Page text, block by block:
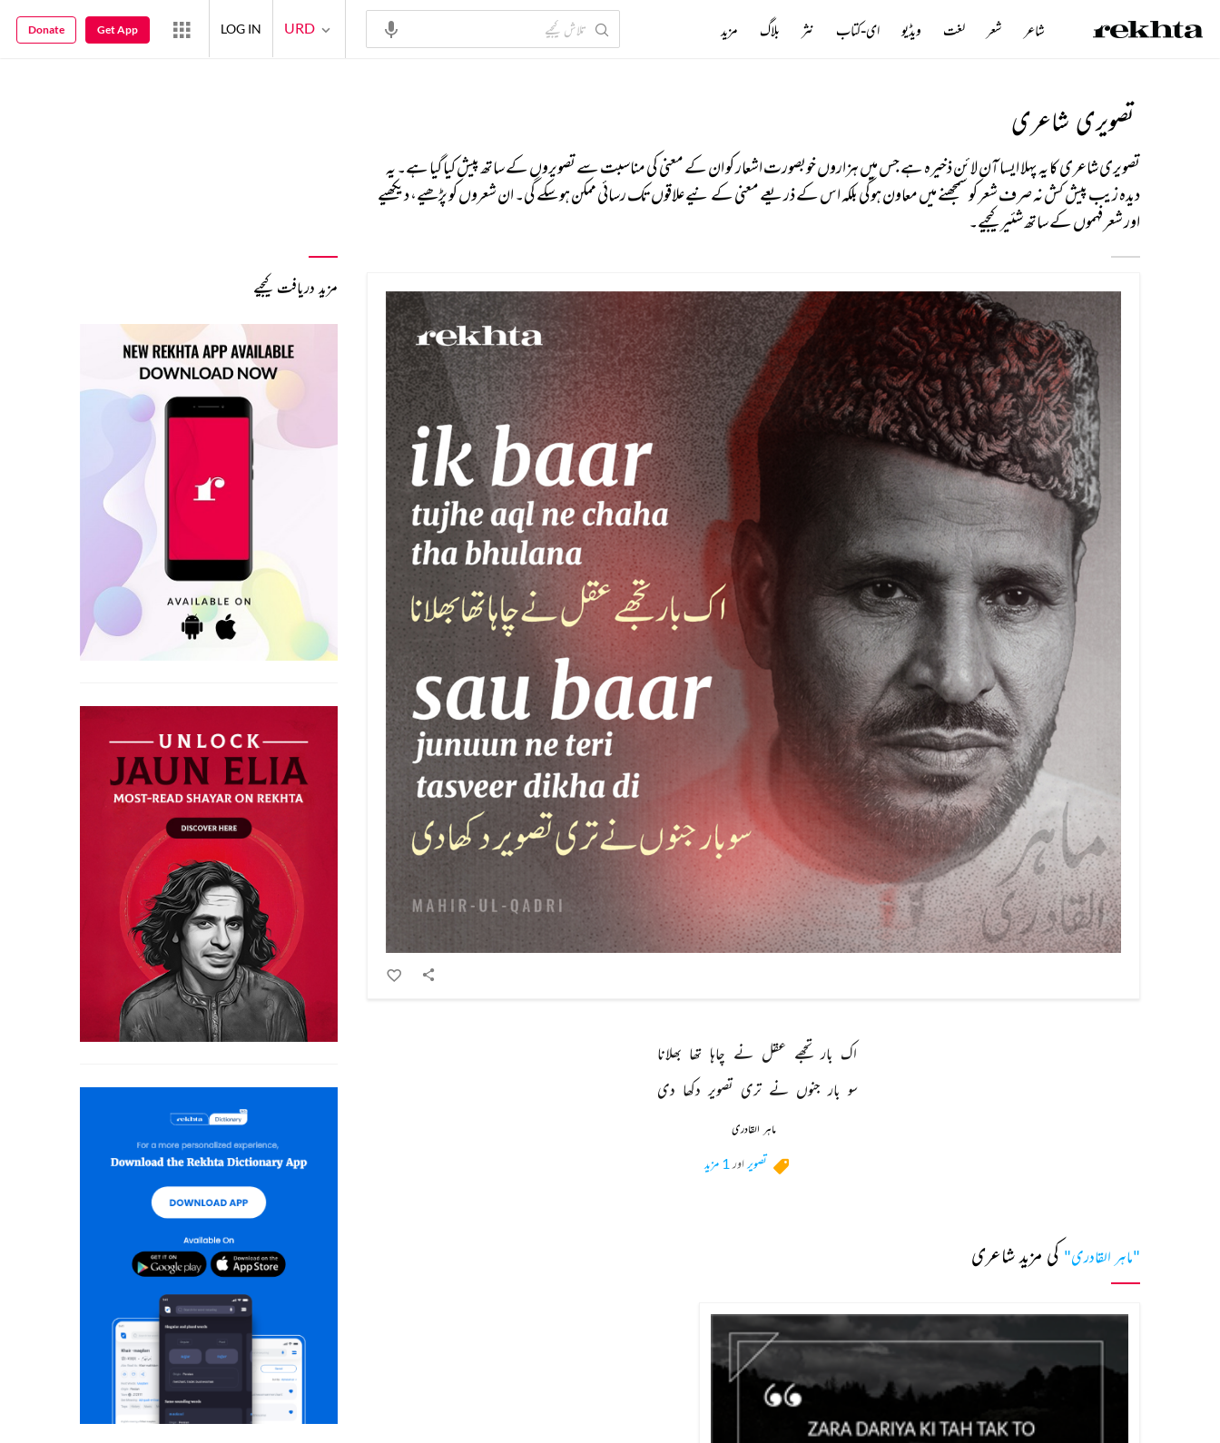
تصویری شاعری
تصویری شاعری کا یہ پہلا ایسا آن لائن ذخیرہ ہے جس میں ہزاروں خوبصورت اشعار کو ان کے معنی کی مناسبت سے تصویروں کے ساتھ پیش کیا گیا ہے۔ یہ
دیدہ زیب پیش کش نہ صرف شعر کو سمجھنے میں معاون ہوگی بلکہ اس کے ذریعے معنی کے نیےعلاقوں تک رسائی ممکن ہو سکے گی۔ ان شعروں کو پڑھیے، دیکھیے
اور شعر فہموں کے ساتھ شئیر کیجیے۔
اک بار تجھے عقل نے چاہا تھا بھلانا
سو بار جنوں نے تری تصویر دکھا دی
ماہر القادری
تصویر اور 1 مزید
"ماہر القادری" کی مزید شاعری
مزید دریافت کیجیے
شاعر شعر لغت ویڈیو ای-کتاب نثر بلاگ مزید URD
LOG IN
Get App
Donate